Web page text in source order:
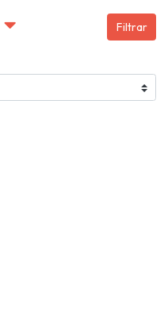
Filtrar